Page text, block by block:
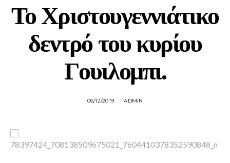
Το Χριστουγεννιάτικο
δεντρό του κυρίου
Γουιλομπι.
06/12/2019 ADMIN